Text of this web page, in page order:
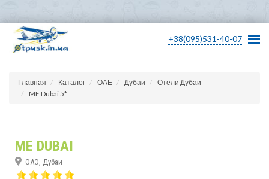
+38(095)531-40-07
Главная Каталог ОАЕ Дубаи
Отели Дубаи
ME Dubai 5*
ME DUBAI
ОАЭ, Дубаи